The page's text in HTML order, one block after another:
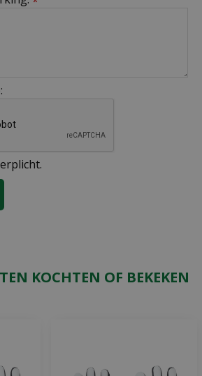
KOCHTEN OF BEKEKEN